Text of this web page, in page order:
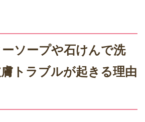
ソープや石けんで洗
トラブルが起きる理由